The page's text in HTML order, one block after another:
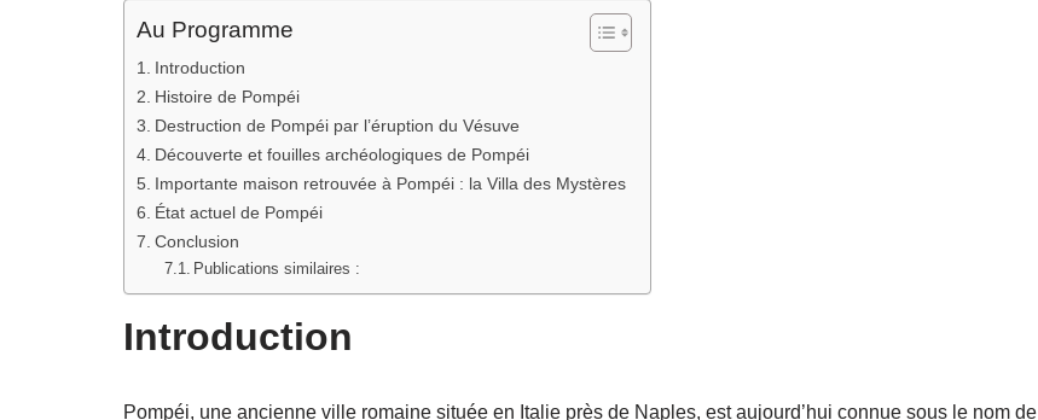
Au Programme
Introduction
Histoire de Pompéi
Destruction de Pompéi par l’éruption du Vésuve
Découverte et fouilles archéologiques de Pompéi
Importante maison retrouvée à Pompéi : la Villa des Mystères
État actuel de Pompéi
Conclusion
Publications similaires :
Introduction
Pompéi, une ancienne ville romaine située en Italie près de Naples, est aujourd’hui connue sous le nom de